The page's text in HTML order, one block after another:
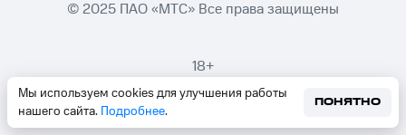
Мы используем cookies для улучшения работы
нашего сайта. Подробнее.
ПОНЯТНО
© 2025 ПАО «МТС» Все права защищены
18+